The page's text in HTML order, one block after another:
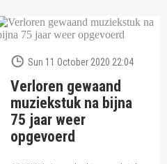
Sun 11 October 2020 22:04
Verloren gewaand
muziekstuk na bijna
75 jaar weer
opgevoerd